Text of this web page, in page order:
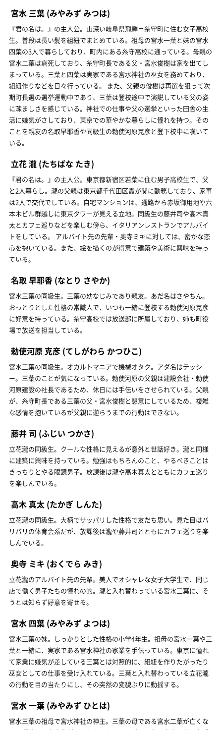
宮水 三葉 (みやみず みつは)
『君の名は。』の主人公。山深い岐阜県飛騨市糸守町に住む女子高校
生。普段は長い髪を組紐でまとめている。祖母の宮水一葉と妹の宮水
四葉の3人で暮らしており、町内にある糸守高校に通っている。母親の
宮水二葉は病死しており、糸守町長である父・宮水俊樹は家を出てし
まっている。三葉と四葉は実家である宮水神社の巫女を務めており、
組紐作りなどを日々行っている。 また、父親の俊樹は再選を狙って次
期町長選の選挙運動中であり、三葉は登校途中で演説している父の姿
に疎ましさを感じている。神社での仕事や父の選挙といった田舎の生
活に嫌気がさしており、東京での華やかな暮らしに憧れを持つ。その
ことを親友の名取早耶香や同級生の勅使河原克彦と登下校中に嘆いて
いる。
立花 瀧 (たちばな たき)
『君の名は。』の主人公。東京都新宿区若葉に住む男子高校生で、父
と2人暮らし。瀧の父親は東京都千代田区霞が関に勤務しており、家事
は2人で交代でしている。自宅マンションは、通路から赤坂御用地や六
本木ビル群越しに東京タワーが見える立地。同級生の藤井司や高木真
太とカフェ巡りなどを楽しむ傍ら、イタリアンレストランでアルバイ
トをしている。 アルバイト先の先輩・奥寺ミキに対しては、密かな恋
心を抱いている。また、絵を描くのが得意で建築や美術に興味を持っ
ている。
名取 早耶香 (なとり さやか)
宮水三葉の同級生。三葉の幼なじみであり親友。あだ名はさやちん。
おっとりとした性格の常識人で、いつも一緒に登校する勅使河原克彦
に好意を持っている。糸守高校では放送部に所属しており、姉も町役
場で放送を担当している。
勅使河原 克彦 (てしがわら かつひこ)
宮水三葉の同級生。オカルトマニアで機械オタク。アダ名はテッシ
ー。三葉のことが気になっている。勅使河原の父親は建設会社・勅使
河原建設の社長であるため、休日には手伝いをさせられている。父親
が、糸守町長である三葉の父・宮水俊樹と懇意にしているため、複雑
な感情を抱いているが父親に逆らうまでの行動はできない。
藤井 司 (ふじい つかさ)
立花瀧の同級生。クールな性格に見えるが意外と世話好き。瀧と同様
に建築に興味を持っている。勉強はもちろんのこと、やるべきことは
きっちりとやる眼鏡男子。放課後は瀧や高木真太とともにカフェ巡り
を楽しんでいる。
高木 真太 (たかぎ しんた)
立花瀧の同級生。大柄でサッパリした性格で友だち思い。見た目はバ
リバリの体育会系だが、放課後は瀧や藤井司とともにカフェ巡りを楽
しんでいる。
奥寺 ミキ (おくでら みき)
立花瀧のアルバイト先の先輩。美人でオシャレな女子大学生で、同じ
店で働く男子たちの憧れの的。瀧と入れ替わっている宮水三葉に、そ
うとは知らず好意を寄せる。
宮水 四葉 (みやみず よつは)
宮水三葉の妹。しっかりとした性格の小学4年生。祖母の宮水一葉や三
葉と一緒に、実家である宮水神社の家業を手伝っている。東京に憧れ
て家業に嫌気が差している三葉とは対照的に、組紐を作りたがったり
巫女としての仕事を受け入れている。三葉と入れ替わっている立花瀧
の行動を目の当たりにし、その突然の変貌ぶりに動揺する。
宮水 一葉 (みやみず ひとは)
宮水三葉の祖母で宮水神社の神主。三葉の母である宮水二葉が亡くな